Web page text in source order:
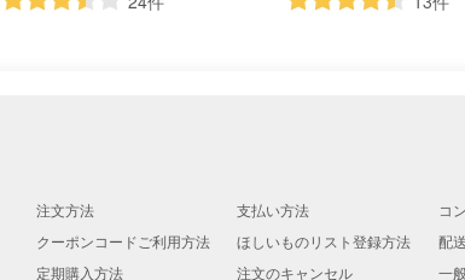
注文方法 支払い方法
コ
クーポンコードご利用方法 ほしいものリスト登録方法
配
定期購入方法 注文のキャンセル 一